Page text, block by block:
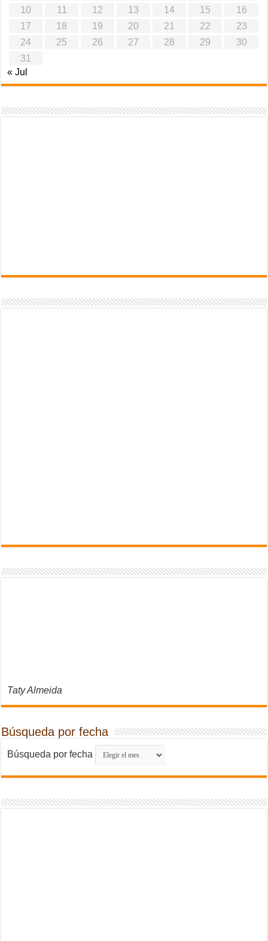
10
11 12 13 14 15
16
17
18 19 20 21 22
23
24
25 26 27 28 29
30
31
« Jul
Taty Almeida
Búsqueda por fecha
Búsqueda por fecha